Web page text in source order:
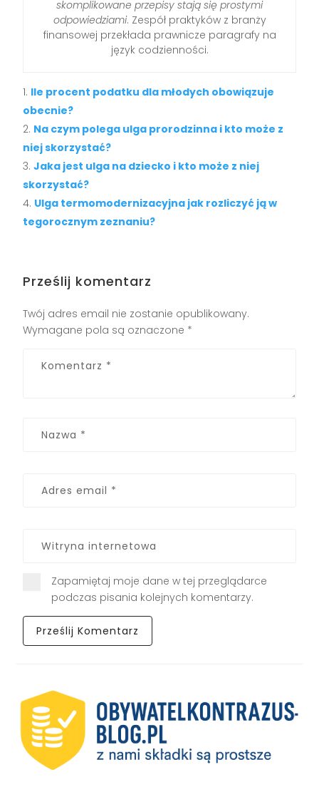
skomplikowane przepisy stają się prostymi
odpowiedziami. Zespół praktyków z branży
finansowej przekłada prawnicze paragrafy na
język codzienności.
Ile procent podatku dla młodych obowiązuje
obecnie?
Na czym polega ulga prorodzinna i kto może z
niej skorzystać?
Jaka jest ulga na dziecko i kto może z niej
skorzystać?
Ulga termomodernizacyjna jak rozliczyć ją w
tegorocznym zeznaniu?
Prześlij komentarz
Twój adres email nie zostanie opublikowany.
Wymagane pola są oznaczone *
Zapamiętaj moje dane w tej przeglądarce
podczas pisania kolejnych komentarzy.